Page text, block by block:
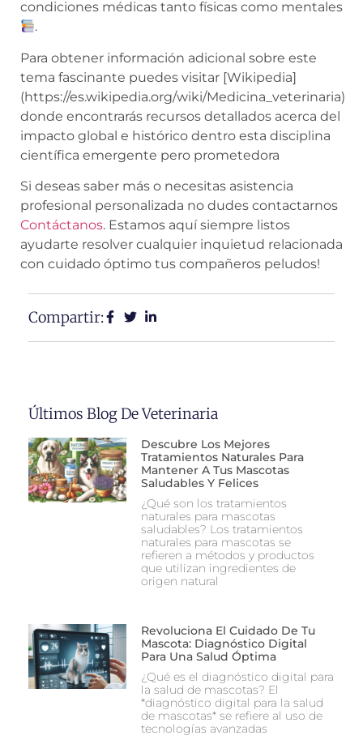
condiciones médicas tanto físicas como mentales
.
Para obtener información adicional sobre este
tema fascinante puedes visitar [Wikipedia]
(https://es.wikipedia.org/wiki/Medicina_veterinaria)
donde encontrarás recursos detallados acerca del
impacto global e histórico dentro esta disciplina
científica emergente pero prometedora
Si deseas saber más o necesitas asistencia
profesional personalizada no dudes contactarnos
Contáctanos. Estamos aquí siempre listos
ayudarte resolver cualquier inquietud relacionada
con cuidado óptimo tus compañeros peludos!
Compartir:
Últimos Blog De Veterinaria
Descubre Los Mejores
Tratamientos Naturales Para
Mantener A Tus Mascotas
Saludables Y Felices
¿Qué son los tratamientos
naturales para mascotas
saludables? Los tratamientos
naturales para mascotas se
refieren a métodos y productos
que utilizan ingredientes de
origen natural
Revoluciona El Cuidado De Tu
Mascota: Diagnóstico Digital
Para Una Salud Óptima
¿Qué es el diagnóstico digital para
la salud de mascotas? El
*diagnóstico digital para la salud
de mascotas* se refiere al uso de
tecnologías avanzadas